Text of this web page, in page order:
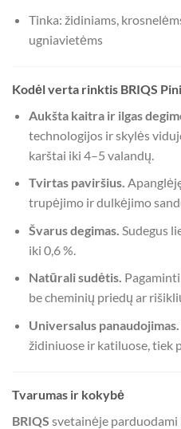
Tinka: židiniams,
ugniavietėms
Kodėl verta rinktis BRIQS
Aukšta kaitra ir ilgas
technologijos ir skylės
karštai iki 4–5 valandų.
Tvirtas paviršius.
trupėjimo ir dulkėjimo
Švarus degimas. Sudegus
iki 0,6 %.
Natūrali sudėtis.
be cheminių priedų ar
Universalus panaudojimas.
židiniuose ir katiluose, tiek
Tvarumas ir kokybė
BRIQS svetainėje